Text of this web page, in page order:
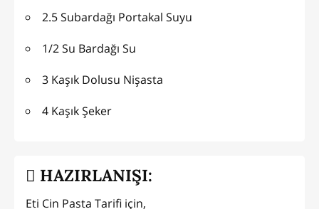
2.5 Subardağı Portakal Suyu
1/2 Su Bardağı Su
3 Kaşık Dolusu Nişasta
4 Kaşık Şeker
HAZIRLANIŞI:
Eti Cin Pasta Tarifi için,